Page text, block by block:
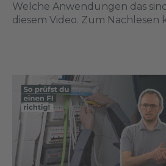
Welche Anwendungen das
diesem Video. Zum Nachlesen